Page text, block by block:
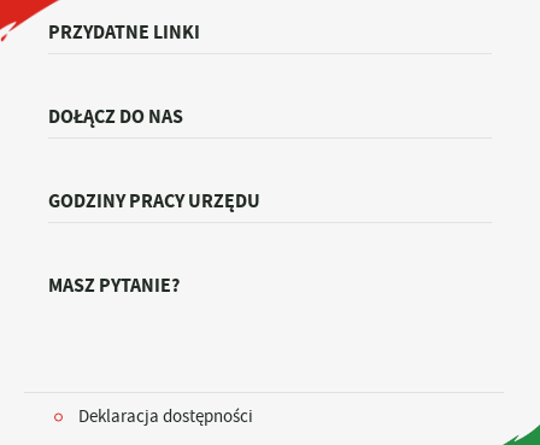
PRZYDATNE LINKI
DOŁĄCZ DO NAS
GODZINY PRACY URZĘDU
MASZ PYTANIE?
Deklaracja dostępności